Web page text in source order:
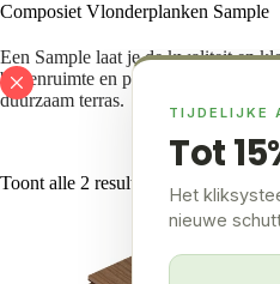
TIJDELIJKE
Tot
Het
nieuwe
Composiet Vlonderplanken Sample
Een Sample laat je de kwaliteit en
buitenruimte en persoonlijke
duurzaam terras.
Toont alle 2 resultaten